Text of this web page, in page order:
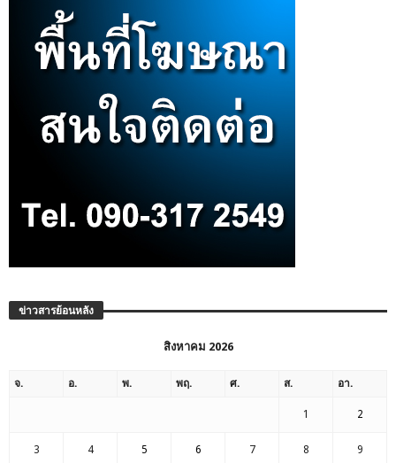
ข่าวสารย้อนหลัง
สิงหาคม 2026
จ. อ. พ. พฤ. ศ. ส. อา.
1 2
3 4 5 6 7 8 9